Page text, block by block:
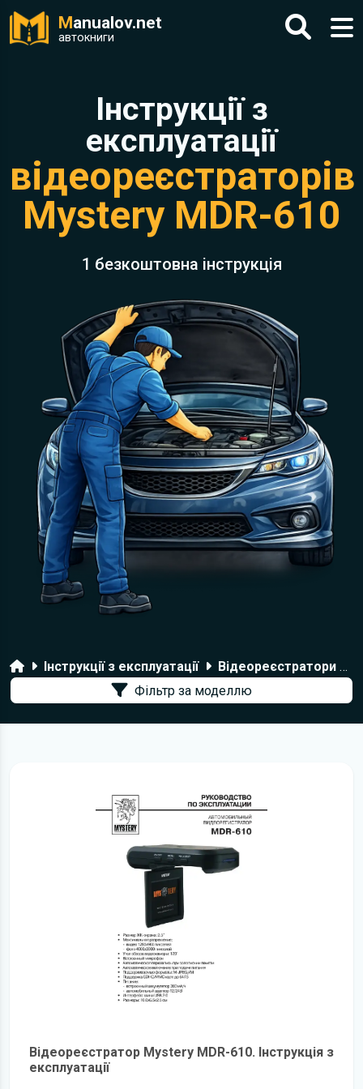
Manualov.net
автокниги
Інструкції з
експлуатації
відеореєстраторів
Mystery MDR-610
1 безкоштовна інструкція
ГоловнаІнструкції з експлуатації
Відеореєстратори Mystery
Фільтр за моделлю
Відеореєстратор Mystery MDR-610. Інструкція з
експлуатації